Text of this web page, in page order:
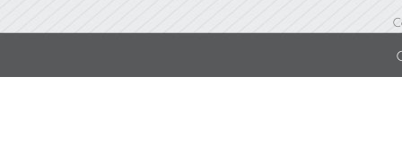
Others (อื่นๆ)